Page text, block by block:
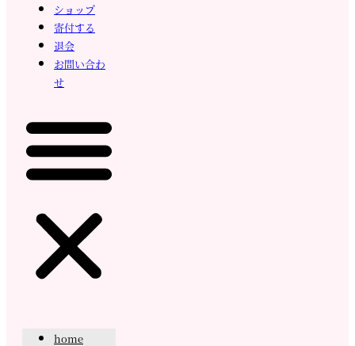
ショップ
寄付する
退会
お問い合わ
せ
home